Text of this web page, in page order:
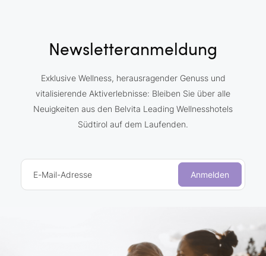
Newsletteranmeldung
Exklusive Wellness, herausragender Genuss und
vitalisierende Aktiverlebnisse: Bleiben Sie über alle
Neuigkeiten aus den Belvita Leading Wellnesshotels
Südtirol auf dem Laufenden.
E-Mail-Adresse Anmelden